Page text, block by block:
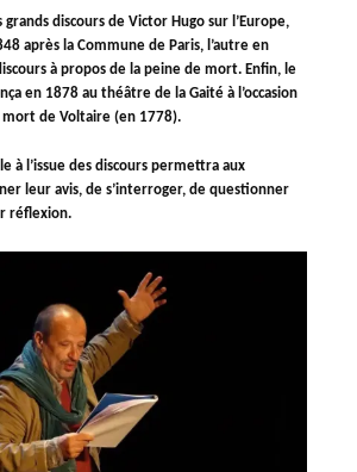
grands discours de Victor Hugo sur l’Europe,
après la Commune de Paris, l’autre en
à propos de la peine de mort. Enfin, le
en 1878 au théâtre de la Gaité à l’occasion
de Voltaire (en 1778).
à l’issue des discours permettra aux
leur avis, de s’interroger, de questionner
réflexion.